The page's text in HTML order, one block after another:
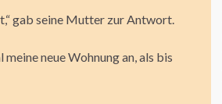
gab seine Mutter zur Antwort.
neue Wohnung an, als bis